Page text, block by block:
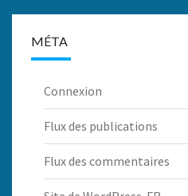
MÉTA
Connexion
Flux des publications
Flux des commentaires